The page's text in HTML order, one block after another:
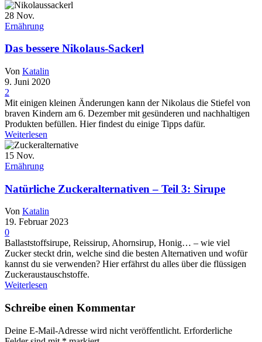
28 Nov.
Ernährung
Das bessere Nikolaus-Sackerl
Von Katalin
9. Juni 2020
2
Mit einigen kleinen Änderungen kann der Nikolaus die Stiefel von
braven Kindern am 6. Dezember mit gesünderen und nachhaltigen
Produkten befüllen. Hier findest du einige Tipps dafür.
Weiterlesen
15 Nov.
Ernährung
Natürliche Zuckeralternativen – Teil 3: Sirupe
Von Katalin
19. Februar 2023
0
Ballaststoffsirupe, Reissirup, Ahornsirup, Honig… – wie viel
Zucker steckt drin, welche sind die besten Alternativen und wofür
kannst du sie verwenden? Hier erfährst du alles über die flüssigen
Zuckeraustauschstoffe.
Weiterlesen
Schreibe einen Kommentar
Deine E-Mail-Adresse wird nicht veröffentlicht. Erforderliche